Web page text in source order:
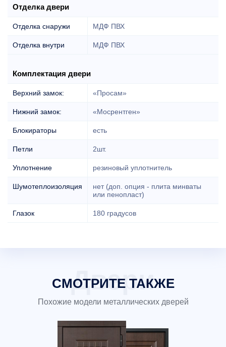
Отделка двери
Отделка снаружи МДФ ПВХ
Отделка внутри МДФ ПВХ
Комплектация двери
Верхний замок: «Просам»
Нижний замок: «Мосрентген»
Блокираторы есть
Петли 2шт.
Уплотнение резиновый уплотнитель
Шумотеплоизоляция
нет (доп. опция - плита минваты
или пенопласт)
Глазок 180 градусов
СМОТРИТЕ ТАКЖЕ
Похожие модели металлических дверей